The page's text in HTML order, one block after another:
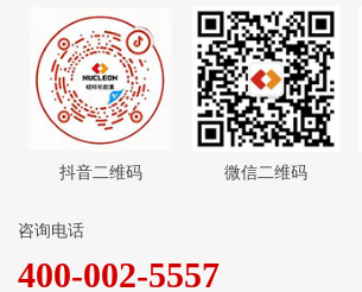
抖音二维码 微信二维码
咨询电话
400-002-5557